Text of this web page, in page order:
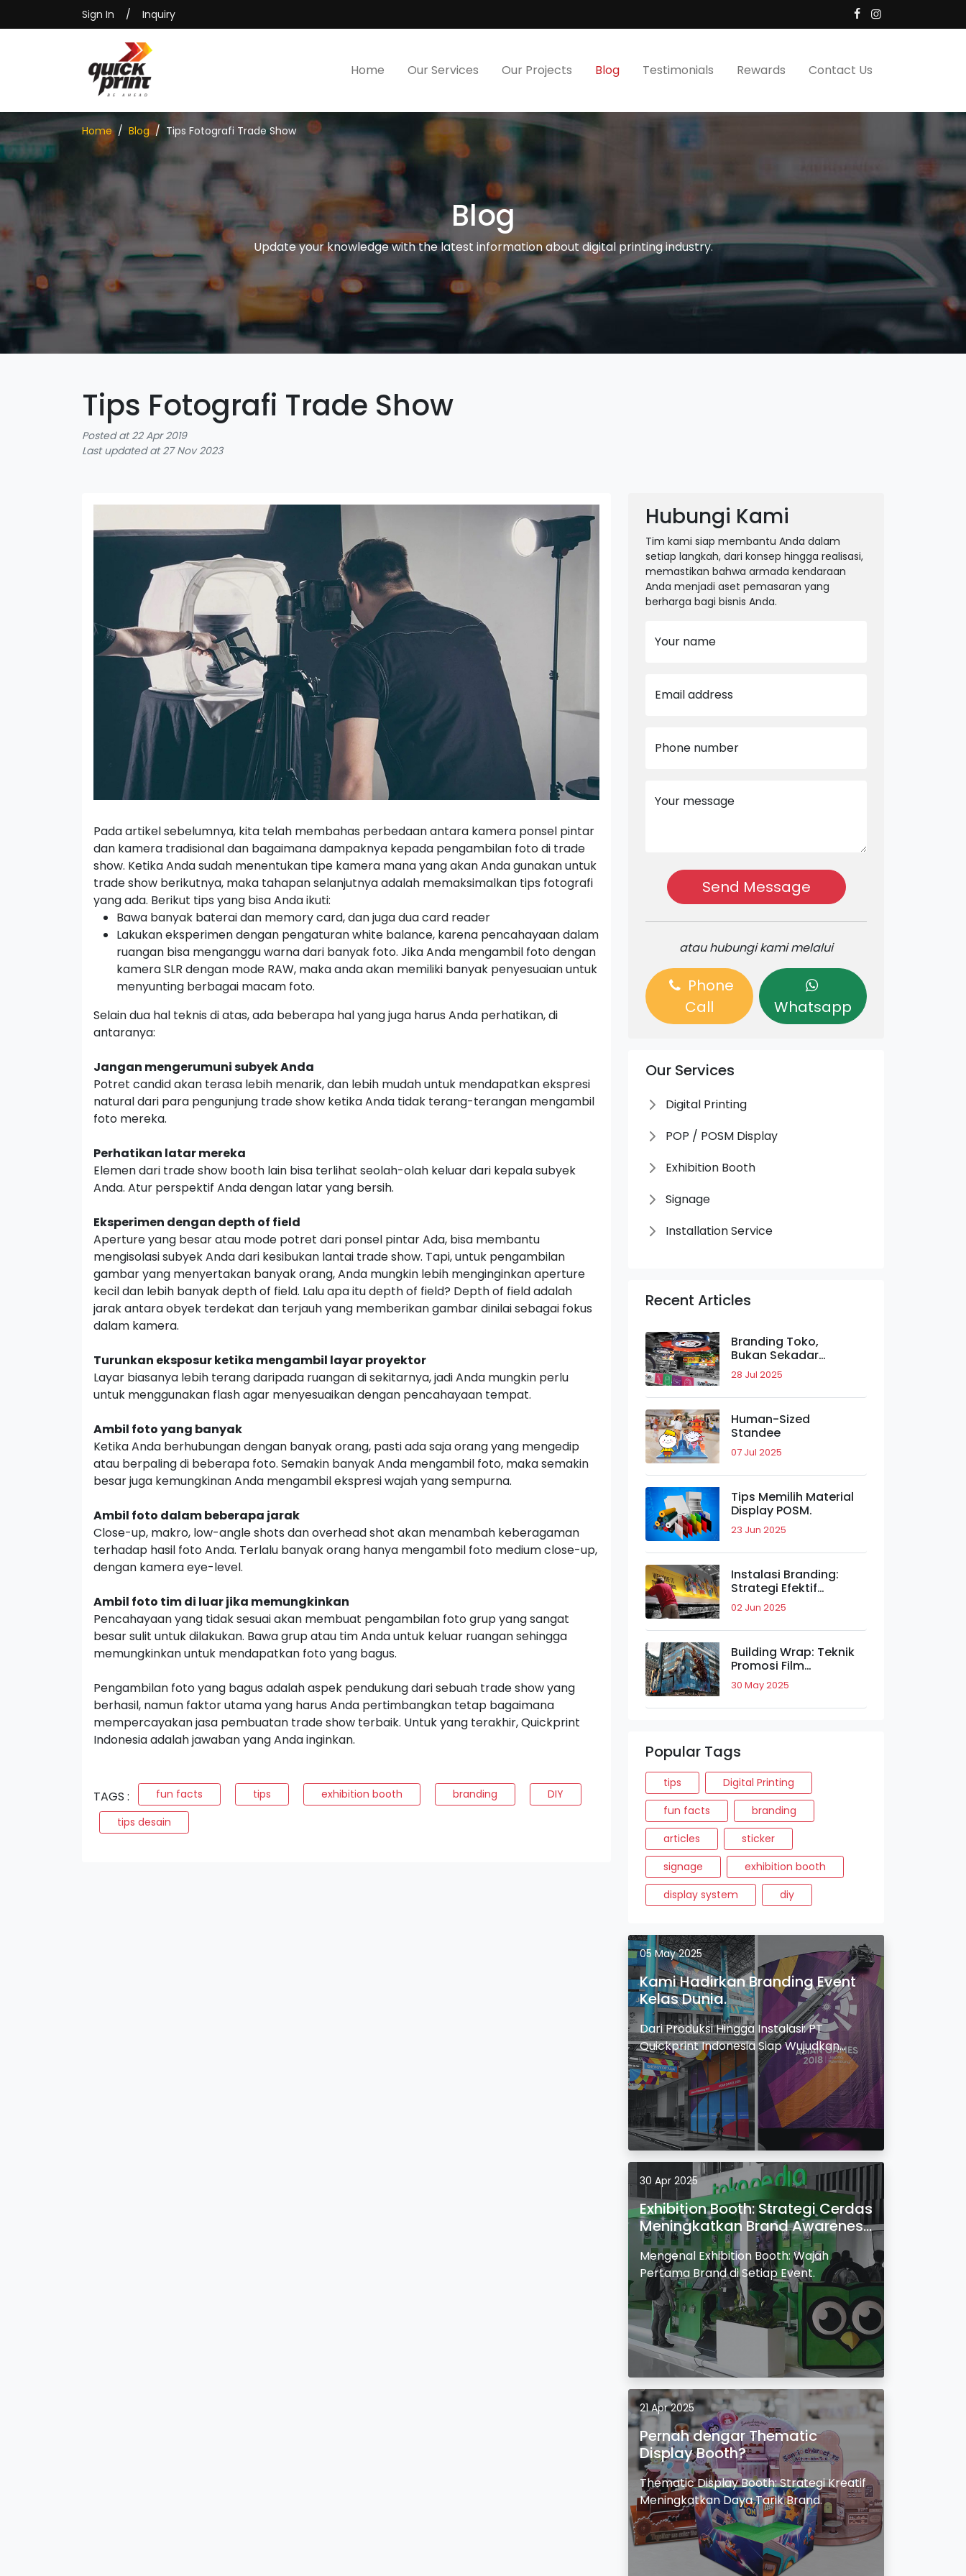
Sign In / Inquiry
Home Our Services Our Projects Blog Testimonials Rewards Contact Us
Home Blog Tips Fotografi Trade Show
Blog
Update your knowledge with the latest information about digital printing industry.
Tips Fotografi Trade Show
Posted at 22 Apr 2019
Last updated at 27 Nov 2023
Pada artikel sebelumnya, kita telah membahas perbedaan antara kamera ponsel pintar
dan kamera tradisional dan bagaimana dampaknya kepada pengambilan foto di trade
show. Ketika Anda sudah menentukan tipe kamera mana yang akan Anda gunakan untuk
trade show berikutnya, maka tahapan selanjutnya adalah memaksimalkan tips fotografi
yang ada. Berikut tips yang bisa Anda ikuti:
Bawa banyak baterai dan memory card, dan juga duacard reader
Lakukan eksperimen dengan pengaturanwhite balance, karena pencahayaan dalam
ruangan bisa menganggu warna dari banyak foto. Jika Anda mengambil foto dengan
kameraSLR dengan mode RAW, maka anda akan memiliki banyak penyesuaian untuk
menyunting berbagai macam foto.
Selain dua hal teknis di atas, ada beberapa hal yang juga harus Anda perhatikan, di
antaranya:
Jangan mengerumuni subyek Anda
Potret candidakan terasa lebih menarik, dan lebih mudah untuk mendapatkan ekspresi
natural dari para pengunjung trade show ketika Anda tidak terang-terangan mengambil
foto mereka.
Perhatikan latar mereka
Elemen dari trade show booth lain bisa terlihat seolah-olah keluar dari kepala subyek
Anda. Atur perspektif Anda dengan latar yang bersih.
Eksperimen dengan depth of field
Apertureyang besar atau mode potret dari ponsel pintar Ada, bisa membantu
mengisolasi subyek Anda dari kesibukan lantai trade show. Tapi, untuk pengambilan
gambar yang menyertakan banyak orang, Anda mungkin lebih menginginkanaperture
kecil dan lebih banyakdepth of field. Lalu apa itudepth of field? Depth of fieldadalah
jarak antara obyek terdekat dan terjauh yang memberikan gambar dinilai sebagai fokus
dalam kamera.
Turunkan eksposur ketika mengambil layar proyektor
Layar biasanya lebih terang daripada ruangan di sekitarnya, jadi Anda mungkin perlu
untuk menggunakan flashagar menyesuaikan dengan pencahayaan tempat.
Ambil foto yang banyak
Ketika Anda berhubungan dengan banyak orang, pasti ada saja orang yang mengedip
atau berpaling di beberapa foto. Semakin banyak Anda mengambil foto, maka semakin
besar juga kemungkinan Anda mengambil ekspresi wajah yang sempurna.
Ambil foto dalam beberapa jarak
Close-up, makro, low-angle shots danoverhead shot akan menambah keberagaman
terhadap hasil foto Anda. Terlalu banyak orang hanya mengambil foto medium close-up,
dengan kameraeye-level.
Ambil foto tim di luar jika memungkinkan
Pencahayaan yang tidak sesuai akan membuat pengambilan foto grup yang sangat
besar sulit untuk dilakukan. Bawa grup atau tim Anda untuk keluar ruangan sehingga
memungkinkan untuk mendapatkan foto yang bagus.
Pengambilan foto yang bagus adalah aspek pendukung dari sebuah trade showyang
berhasil, namun faktor utama yang harus Anda pertimbangkan tetap bagaimana
mempercayakan jasa pembuatan trade show terbaik. Untuk yang terakhir, Quickprint
Indonesia adalah jawaban yang Anda inginkan.
TAGS : fun facts tips exhibition booth branding
DIY
tips desain
Hubungi Kami
Tim kami siap membantu Anda dalam
setiap langkah, dari konsep hingga realisasi,
memastikan bahwa armada kendaraan
Anda menjadi aset pemasaran yang
berharga bagi bisnis Anda.
Your name
Email address
Phone number
Your message
Send Message
atau hubungi kami melalui
Phone
Call
Whatsapp
Our Services
Digital Printing
POP / POSM Display
Exhibition Booth
Signage
Installation Service
Recent Articles
Branding Toko,
Bukan Sekadar
Visual.
28 Jul 2025
Human-Sized
Standee
07 Jul 2025
Tips Memilih Material
Display POSM.
23 Jun 2025
Instalasi Branding:
Strategi Efektif
Meningkatkan Daya
Tarik Merek.
02 Jun 2025
Building Wrap: Teknik
Promosi Film
'Rampage' yang
Bikin Takjub.
30 May 2025
Popular Tags
tips
Digital Printing
fun facts
branding
articles
sticker
signage
exhibition booth
display system
diy
05 May 2025
Kami Hadirkan Branding Event
Kelas Dunia.
Dari Produksi Hingga Instalasi: PT
Quickprint Indonesia Siap Wujudkan
Event Branding Besar.
30 Apr 2025
Exhibition Booth: Strategi Cerdas
Meningkatkan Brand Awareness
di Event.
Mengenal Exhibition Booth: Wajah
Pertama Brand di Setiap Event.
21 Apr 2025
Pernah dengar Thematic
Display Booth?
Thematic Display Booth: Strategi Kreatif
Meningkatkan Daya Tarik Brand.